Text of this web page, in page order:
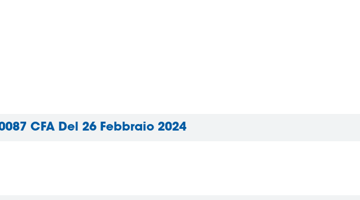
0087 CFA Del 26 Febbraio 2024